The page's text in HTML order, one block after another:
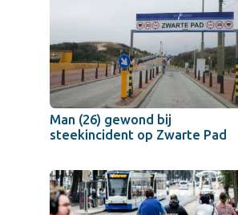
Man (26) gewond bij
steekincident op Zwarte Pad